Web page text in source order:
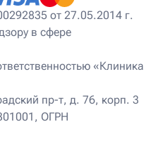
от 27.05.2014 г.
в сфере
«Клиника
пр-т, д. 76, корп. 3
ОГРН